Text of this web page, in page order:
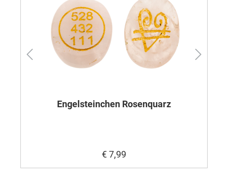
Engelsteinchen Rosenquarz
€ 7,99